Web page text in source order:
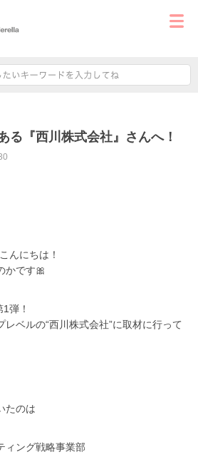
る『西川株式会社』さんへ！
んにちは！
かです🎀
弾！
ベルの“西川株式会社”に取材に行って
たのは
ィング戦略事業部